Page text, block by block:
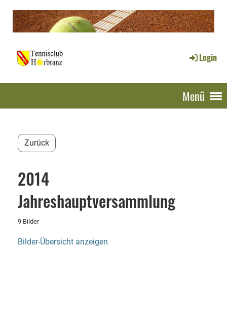
Login
Menü
Zurück
2014
Jahreshauptversammlung
9 Bilder
Bilder-Übersicht anzeigen